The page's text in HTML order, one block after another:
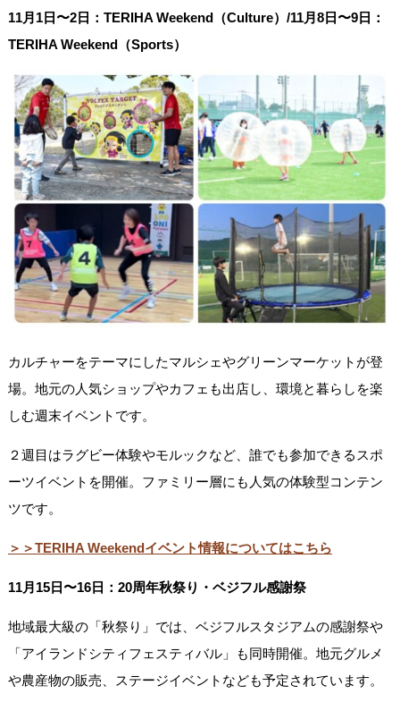
11月1日〜2日：TERIHA Weekend（Culture）/11月8日〜9日：
TERIHA Weekend（Sports）
カルチャーをテーマにしたマルシェやグリーンマーケットが登
場。地元の人気ショップやカフェも出店し、環境と暮らしを楽
しむ週末イベントです。
２週目はラグビー体験やモルックなど、誰でも参加できるスポ
ーツイベントを開催。ファミリー層にも人気の体験型コンテン
ツです。
＞＞TERIHA Weekendイベント情報についてはこちら
11月15日〜16日：20周年秋祭り・ベジフル感謝祭
地域最大級の「秋祭り」では、ベジフルスタジアムの感謝祭や
「アイランドシティフェスティバル」も同時開催。地元グルメ
や農産物の販売、ステージイベントなども予定されています。